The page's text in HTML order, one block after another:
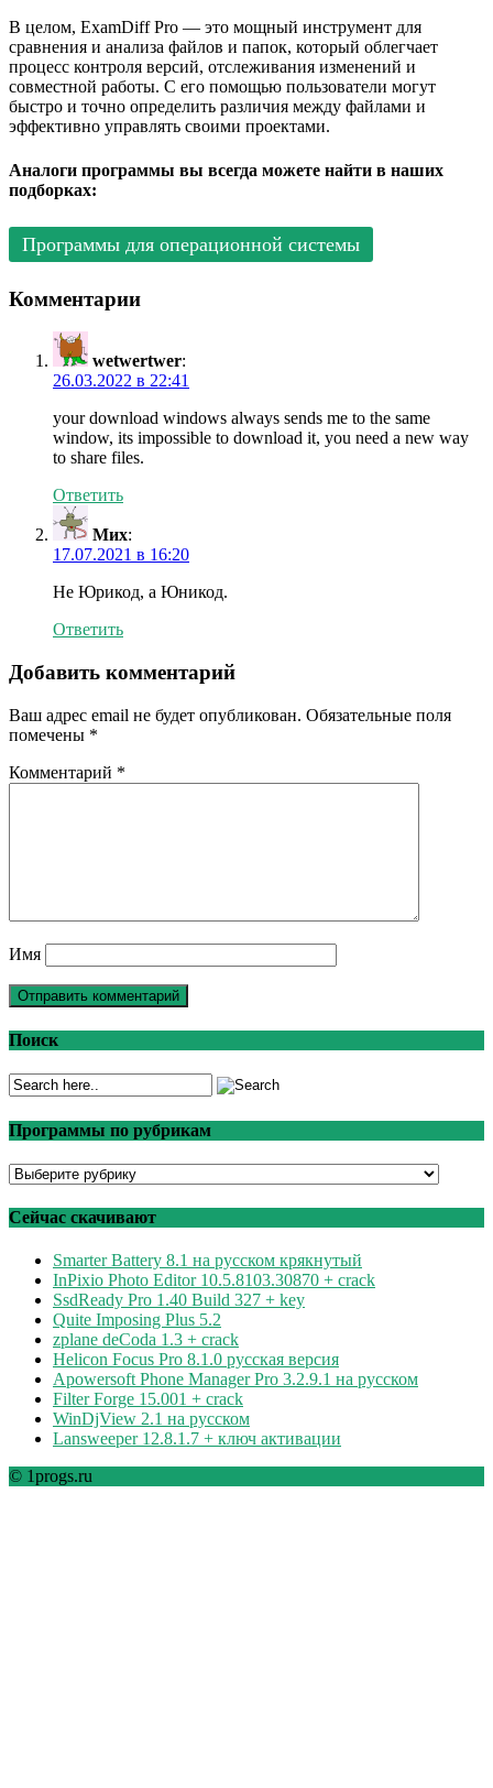
В целом, ExamDiff Pro — это мощный инструмент для
сравнения и анализа файлов и папок, который облегчает
процесс контроля версий, отслеживания изменений и
совместной работы. С его помощью пользователи могут
быстро и точно определить различия между файлами и
эффективно управлять своими проектами.
Аналоги программы вы всегда можете найти в наших
подборках:
Программы для операционной системы
Комментарии
wetwertwer:
26.03.2022 в 22:41
your download windows always sends me to the same
window, its impossible to download it, you need a new way
to share files.
Ответить
Мих:
17.07.2021 в 16:20
Не Юрикод, а Юникод.
Ответить
Добавить комментарий
Ваш адрес email не будет опубликован. Обязательные поля
помечены *
Комментарий *
Имя
Поиск
Программы по рубрикам
Программы
рубрикам
Сейчас скачивают
Smarter Battery 8.1 на русском крякнутый
InPixio Photo Editor 10.5.8103.30870 + crack
SsdReady Pro 1.40 Build 327 + key
Quite Imposing Plus 5.2
zplane deCoda 1.3 + crack
Helicon Focus Pro 8.1.0 русская версия
Apowersoft Phone Manager Pro 3.2.9.1 на русском
Filter Forge 15.001 + crack
WinDjView 2.1 на русском
Lansweeper 12.8.1.7 + ключ активации
© 1progs.ru